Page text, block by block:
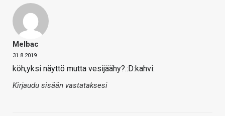
Melbac
31.8.2019
köh,yksi näyttö mutta vesijäähy?.:D:kahvi:
Kirjaudu sisään vastataksesi